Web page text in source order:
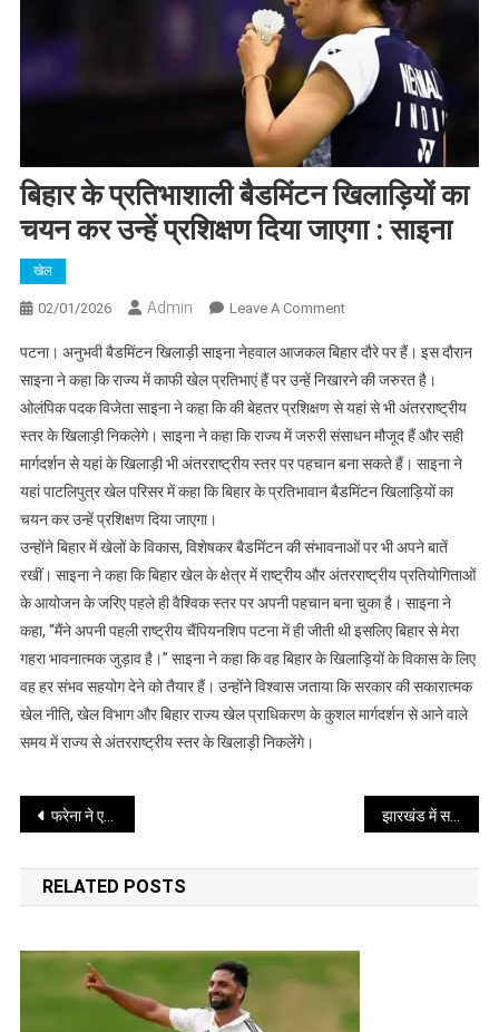
बिहार के प्रतिभाशाली बैडमिंटन खिलाड़ियों का
चयन कर उन्हें प्रशिक्षण दिया जाएगा : साइना
खेल
02/01/2026 Admin Leave A CommentOn
के
प्रतिभाशाली
बैडमिंटन
खिलाड़ियों
का
चयन
उन्हें
जाएगा
:
साइना
पटना। अनुभवी बैडमिंटन खिलाड़ी साइना नेहवाल आजकल बिहार दौरे पर हैं। इस दौरान
साइना ने कहा कि राज्य में काफी खेल प्रतिभाएं हैं पर उन्हें निखारने की जरुरत है।
ओलंपिक पदक विजेता साइना ने कहा कि की बेहतर प्रशिक्षण से यहां से भी अंतरराष्ट्रीय
स्तर के खिलाड़ी निकलेगे। साइना ने कहा कि राज्य में जरुरी संसाधन मौजूद हैं और सही
मार्गदर्शन से यहां के खिलाड़ी भी अंतरराष्ट्रीय स्तर पर पहचान बना सकते हैं। साइना ने
यहां पाटलिपुत्र खेल परिसर में कहा कि बिहार के प्रतिभावान बैडमिंटन खिलाड़ियों का
चयन कर उन्हें प्रशिक्षण दिया जाएगा।
उन्होंने बिहार में खेलों के विकास, विशेषकर बैडमिंटन की संभावनाओं पर भी अपने बातें
रखीं। साइना ने कहा कि बिहार खेल के क्षेत्र में राष्ट्रीय और अंतरराष्ट्रीय प्रतियोगिताओं
के आयोजन के जरिए पहले ही वैश्विक स्तर पर अपनी पहचान बना चुका है। साइना ने
कहा, ‘‘मैंने अपनी पहली राष्ट्रीय चैंपियनशिप पटना में ही जीती थी इसलिए बिहार से मेरा
गहरा भावनात्मक जुड़ाव है।” साइना ने कहा कि वह बिहार के खिलाड़ियों के विकास के लिए
वह हर संभव सहयोग देने को तैयार हैं। उन्होंने विश्वास जताया कि सरकार की सकारात्मक
खेल नीति, खेल विभाग और बिहार राज्य खेल प्राधिकरण के कुशल मार्गदर्शन से आने वाले
समय में राज्य से अंतरराष्ट्रीय स्तर के खिलाड़ी निकलेंगे।
Post
navigation
फरेना ने एसए 20 लीग में जोबर्ग को जीत दिलायी झारखंड में सड़क दुर्घटनाओं में 8 की मौत, कई घायल
RELATED POSTS